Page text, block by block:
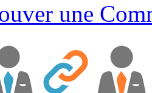
une